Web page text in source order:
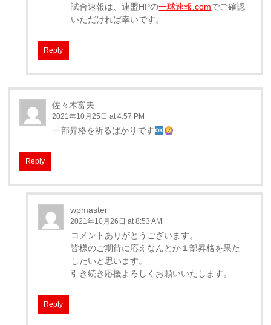
試合速報は、連盟HPの一球速報.comでご確認
いただければ幸いです。
Reply
佐々木富夫
2021年10月25日 at 4:57 PM
一部昇格を祈るばかりです
Reply
wpmaster
2021年10月26日 at 8:53 AM
コメントありがとうございます。
皆様のご期待に応えなんとか１部昇格を果た
したいと思います。
引き続き応援よろしくお願いいたします。
Reply